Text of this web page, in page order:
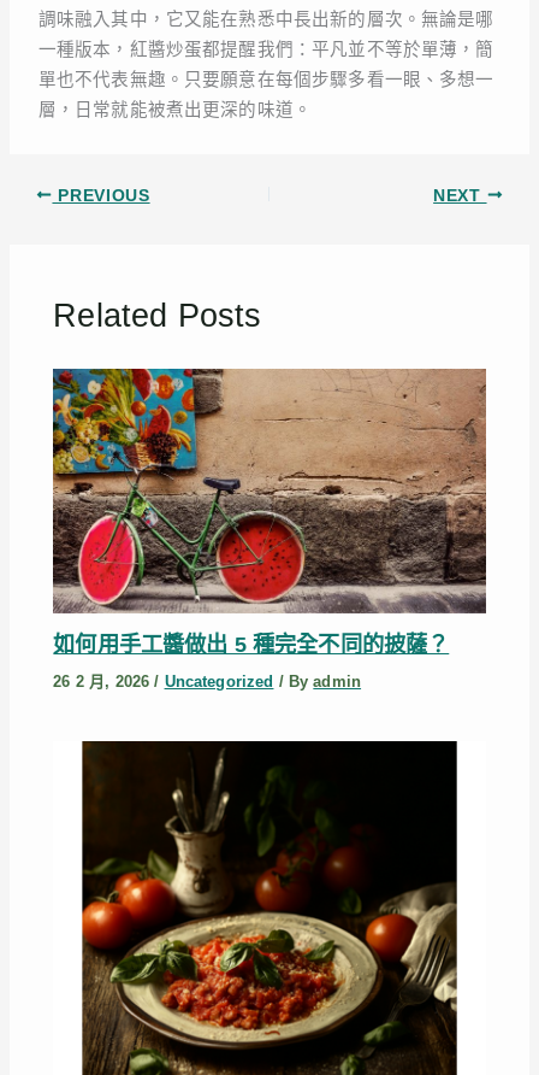
調味融入其中，它又能在熟悉中長出新的層次。無論是哪
一種版本，紅醬炒蛋都提醒我們：平凡並不等於單薄，簡
單也不代表無趣。只要願意在每個步驟多看一眼、多想一
層，日常就能被煮出更深的味道。
PREVIOUS NEXT
Related Posts
如何用手工醬做出 5 種完全不同的披薩？
26 2 月, 2026/ Uncategorized / Byadmin